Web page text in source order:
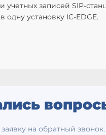
учетных записей SIP-
одну установку IC-EDGE.
заявку на обратный